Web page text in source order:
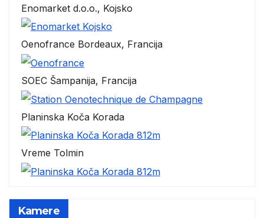
Enomarket d.o.o., Kojsko
Oenofrance Bordeaux, Francija
SOEC Šampanija, Francija
Planinska Koča Korada
Vreme Tolmin
Kamere